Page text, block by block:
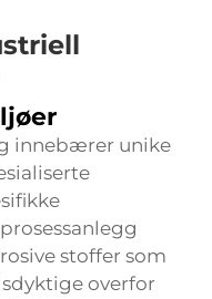
innebærer unike
stoffer som
overfor